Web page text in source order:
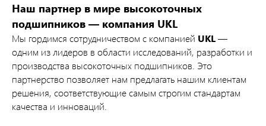
Наш партнер в мире высокоточных
подшипников — компания UKL
Мы гордимся сотрудничеством с компанией UKL—
одним из лидеров в области исследований, разработки и
производства высокоточных подшипников. Это
партнерство позволяет нам предлагать нашим клиентам
решения, соответствующие самым строгим стандартам
качества и инноваций.